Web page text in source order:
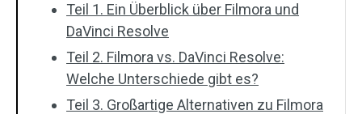
Teil 1. Ein Überblick über Filmora und
DaVinci Resolve
Teil 2. Filmora vs. DaVinci Resolve:
Welche Unterschiede gibt es?
Teil 3. Großartige Alternativen zu Filmora